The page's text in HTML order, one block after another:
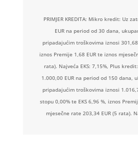
PRIMJER KREDITA: Mikro kredit: Uz
EUR na period od 30 dana,
pripadajućim troškovima iznosi 301,68
iznos Premije 1,68 EUR te iznos
rata). Najveća EKS: 7,15%, Plus
1.000,00 EUR na period od 150 dana,
pripadajućim troškovima iznosi
stopu 0,00% te EKS 6,96 %, iznos
mjesečne rate 203,34 EUR (5 rata).